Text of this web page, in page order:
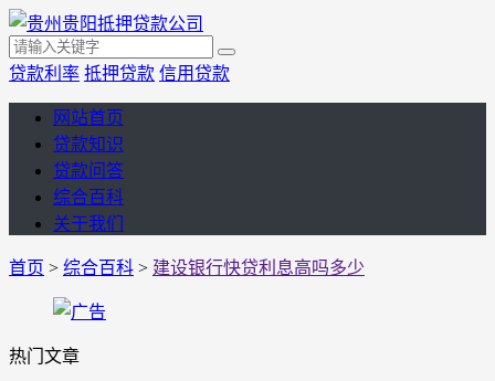
贷款利率 抵押贷款 信用贷款
网站首页
贷款知识
贷款问答
综合百科
关于我们
首页 > 综合百科 > 建设银行快贷利息高吗多少
热门文章